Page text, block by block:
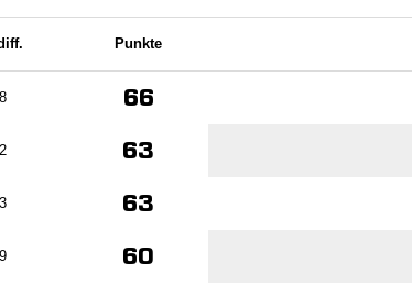
Punkte
66
63
63
60